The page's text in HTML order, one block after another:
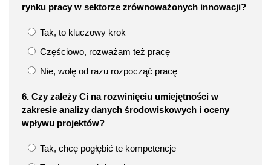
rynku pracy w sektorze zrównoważonych innowacji?
Tak, to kluczowy krok
Częściowo, rozważam też pracę
Nie, wolę od razu rozpocząć pracę
6. Czy zależy Ci na rozwinięciu umiejętności w
zakresie analizy danych środowiskowych i oceny
wpływu projektów?
Tak, chcę pogłębić te kompetencje